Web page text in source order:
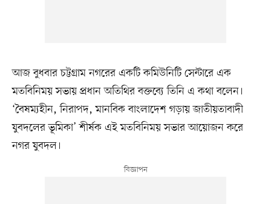
আজ বুধবার চট্টগ্রাম নগরের একটি কমিউনিটি সেন্টারে এক
মতবিনিময় সভায় প্রধান অতিথির বক্তব্যে তিনি এ কথা বলেন।
‘বৈষম্যহীন, নিরাপদ, মানবিক বাংলাদেশ গড়ায় জাতীয়তাবাদী
যুবদলের ভূমিকা’ শীর্ষক এই মতবিনিময় সভার আয়োজন করে
নগর যুবদল।